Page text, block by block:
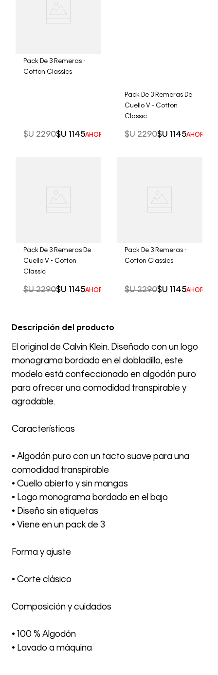
Pack De 3 Remeras -
Cotton Classics
$U 2290$U 1145AHORRO DEL50%
Pack De 3 Remeras De
Cuello V - Cotton
Classic
$U 2290$U 1145AHORRO
Pack De 3 Remeras De
Cuello V - Cotton
Classic
$U 2290$U 1145AHORRO DEL50%
Pack De 3 Remeras -
Cotton Classics
$U 2290$U 1145AHORRO
Descripción del producto
El original de Calvin Klein. Diseñado con un logo
monograma bordado en el dobladillo, este
modelo está confeccionado en algodón puro
para ofrecer una comodidad transpirable y
agradable.
Características
• Algodón puro con un tacto suave para una
comodidad transpirable
• Cuello abierto y sin mangas
• Logo monograma bordado en el bajo
• Diseño sin etiquetas
• Viene en un pack de 3
Forma y ajuste
• Corte clásico
Composición y cuidados
• 100 % Algodón
• Lavado a máquina